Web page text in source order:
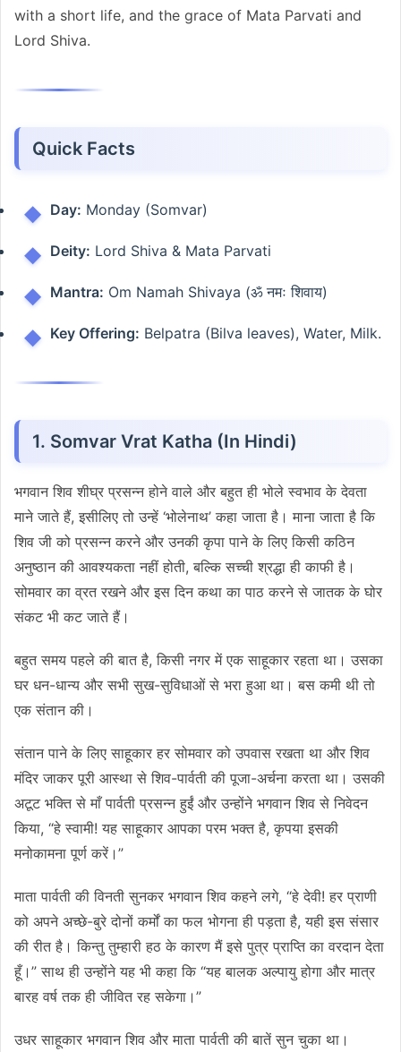
with a short life, and the grace of Mata Parvati and
Lord Shiva.
Quick Facts
Day: Monday (Somvar)
Deity: Lord Shiva & Mata Parvati
Mantra: Om Namah Shivaya (ॐ नमः शिवाय)
Key Offering: Belpatra (Bilva leaves), Water, Milk.
1. Somvar Vrat Katha (In Hindi)
भगवान शिव शीघ्र प्रसन्न होने वाले और बहुत ही भोले स्वभाव के देवता
माने जाते हैं, इसीलिए तो उन्हें ‘भोलेनाथ’ कहा जाता है। माना जाता है कि
शिव जी को प्रसन्न करने और उनकी कृपा पाने के लिए किसी कठिन
अनुष्ठान की आवश्यकता नहीं होती, बल्कि सच्ची श्रद्धा ही काफी है।
सोमवार का व्रत रखने और इस दिन कथा का पाठ करने से जातक के घोर
संकट भी कट जाते हैं।
बहुत समय पहले की बात है, किसी नगर में एक साहूकार रहता था। उसका
घर धन-धान्य और सभी सुख-सुविधाओं से भरा हुआ था। बस कमी थी तो
एक संतान की।
संतान पाने के लिए साहूकार हर सोमवार को उपवास रखता था और शिव
मंदिर जाकर पूरी आस्था से शिव-पार्वती की पूजा-अर्चना करता था। उसकी
अटूट भक्ति से माँ पार्वती प्रसन्न हुईं और उन्होंने भगवान शिव से निवेदन
किया, “हे स्वामी! यह साहूकार आपका परम भक्त है, कृपया इसकी
मनोकामना पूर्ण करें।”
माता पार्वती की विनती सुनकर भगवान शिव कहने लगे, “हे देवी! हर प्राणी
को अपने अच्छे-बुरे दोनों कर्मों का फल भोगना ही पड़ता है, यही इस संसार
की रीत है। किन्तु तुम्हारी हठ के कारण मैं इसे पुत्र प्राप्ति का वरदान देता
हूँ।” साथ ही उन्होंने यह भी कहा कि “यह बालक अल्पायु होगा और मात्र
बारह वर्ष तक ही जीवित रह सकेगा।”
उधर साहूकार भगवान शिव और माता पार्वती की बातें सुन चुका था।